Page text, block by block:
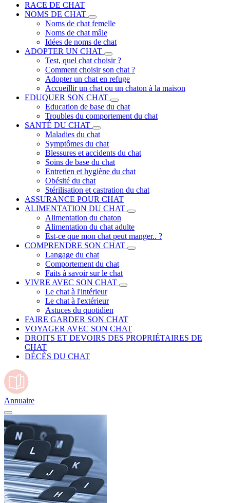
RACE DE CHAT
NOMS DE CHAT
Noms de chat femelle
Noms de chat mâle
Idées de noms de chat
ADOPTER UN CHAT
Test, quel chat choisir ?
Comment choisir son chat ?
Adopter un chat en refuge
Accueillir un chat ou un chaton à la maison
EDUQUER SON CHAT
Education de base du chat
Troubles du comportement du chat
SANTÉ DU CHAT
Maladies du chat
Symptômes du chat
Blessures et accidents du chat
Soins de base du chat
Entretien et hygiène du chat
Obésité du chat
Stérilisation et castration du chat
ASSURANCE POUR CHAT
ALIMENTATION DU CHAT
Alimentation du chaton
Alimentation du chat adulte
Est-ce que mon chat peut manger.. ?
COMPRENDRE SON CHAT
Langage du chat
Comportement du chat
Faits à savoir sur le chat
VIVRE AVEC SON CHAT
Le chat à l'intérieur
Le chat à l'extérieur
Astuces du quotidien
FAIRE GARDER SON CHAT
VOYAGER AVEC SON CHAT
DROITS ET DEVOIRS DES PROPRIÉTAIRES DE
CHAT
DÉCÈS DU CHAT
Annuaire